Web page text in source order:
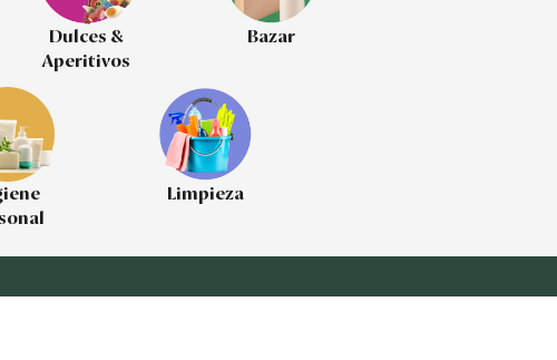
Dulces &
Aperitivos
Bazar
Limpieza